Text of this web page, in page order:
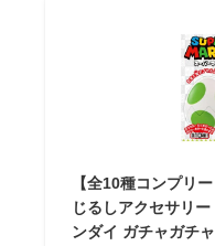
【全10種コンプリ
じるしアクセサリ
ンダイ ガチャガチ